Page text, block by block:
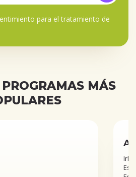
para el tratamiento de
PROGRAMAS MÁS